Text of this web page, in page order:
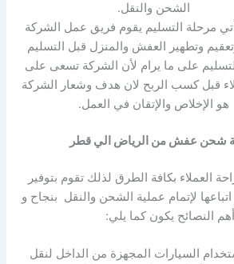
الشحن والنقل.
مرحلة التسليم يقوم فريق عمل الشركة
وتطهير العفش والمنزل قبل التسليم
على ما يرام لأن الشركة تسعى على
قبل كسب الربح لان هدف وشعار الشركة
هو الإخلاص والإتقان في العمل.
شحن عفش من الرياض الي قطر
العملاء بكافة الطرق لذلك تقوم بتوفير
لإتمام عملية الشحن والنقل بنجاح و
النصائح يكون كما يلي:
السيارات المجهزة من الداخل لنقل